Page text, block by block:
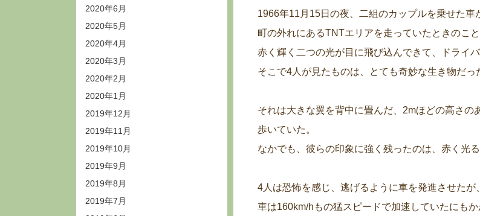
1966年11月15日の夜、二組のカップルを乗せた
町の外れにあるTNTエリアを走っていたときのこと
赤く輝く二つの光が目に飛び込んできて、ドライ
そこで4人が見たものは、とても奇妙な生き物だっ
それは大きな翼を背中に畳んだ、2mほどの高さ
歩いていた。
なかでも、彼らの印象に強く残ったのは、赤く光
4人は恐怖を感じ、逃げるように車を発進させた
車は160km/hもの猛スピードで加速していたにも
2020年6月
2020年5月
2020年4月
2020年3月
2020年2月
2020年1月
2019年12月
2019年11月
2019年10月
2019年9月
2019年8月
2019年7月